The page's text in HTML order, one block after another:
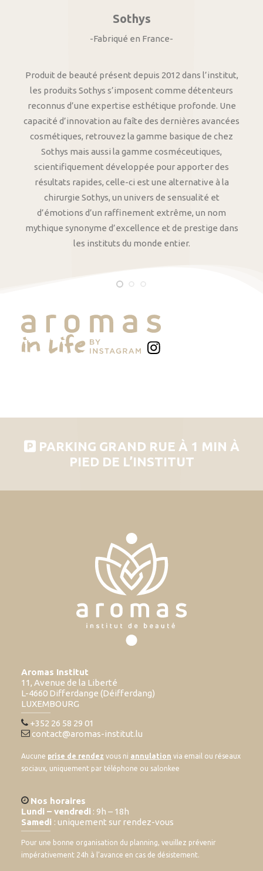
Sothys
-Fabriqué en France-
Produit de beauté présent depuis 2012 dans l’institut,
les produits Sothys s’imposent comme détenteurs
reconnus d’une expertise esthétique profonde. Une
capacité d’innovation au faîte des dernières avancées
cosmétiques, retrouvez la gamme basique de chez
Sothys mais aussi la gamme cosméceutiques,
scientifiquement développée pour apporter des
résultats rapides, celle-ci est une alternative à la
chirurgie Sothys, un univers de sensualité et
d’émotions d’un raffinement extrême, un nom
mythique synonyme d’excellence et de prestige dans
les instituts du monde entier.
PARKING GRAND RUE À 1 MIN À
PIED DE L’INSTITUT
Aromas Institut
11, Avenue de la Liberté
L-4660 Differdange (Déifferdang)
LUXEMBOURG
+352 26 58 29 01
contact@aromas-institut.lu
Aucune prise de rendez vous ni annulation via email ou réseaux
sociaux, uniquement par téléphone ou salonkee
Nos horaires
Lundi – vendredi : 9h – 18h
Samedi : uniquement sur rendez-vous
Pour une bonne organisation du planning, veuillez prévenir
impérativement 24h à l’avance en cas de désistement.